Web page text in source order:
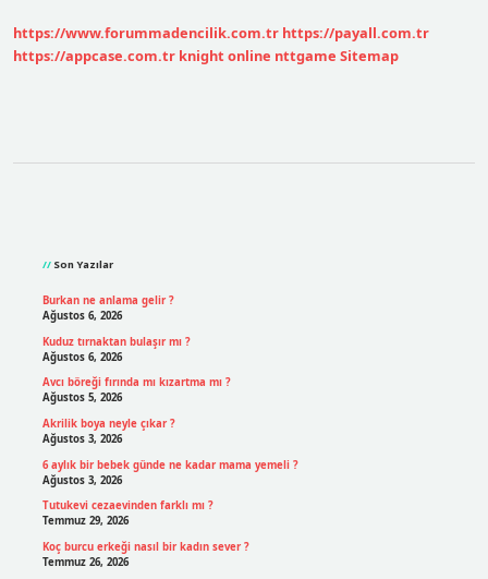
https://www.forummadencilik.com.tr https://payall.com.tr
https://appcase.com.tr knight online nttgame Sitemap
Son Yazılar
Burkan ne anlama gelir ?
Ağustos 6, 2026
Kuduz tırnaktan bulaşır mı ?
Ağustos 6, 2026
Avcı böreği fırında mı kızartma mı ?
Ağustos 5, 2026
Akrilik boya neyle çıkar ?
Ağustos 3, 2026
6 aylık bir bebek günde ne kadar mama yemeli ?
Ağustos 3, 2026
Tutukevi cezaevinden farklı mı ?
Temmuz 29, 2026
Koç burcu erkeği nasıl bir kadın sever ?
Temmuz 26, 2026